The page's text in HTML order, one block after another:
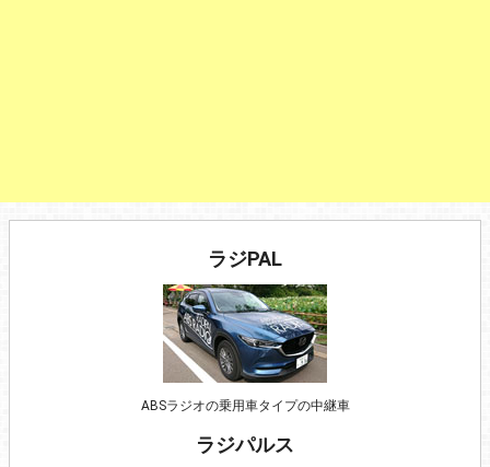
ラジPAL
ABSラジオの乗用車タイプの中継車
ラジパルス